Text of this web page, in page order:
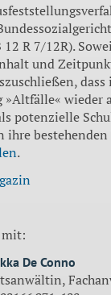
12 R 7/12R).
und
»Altfäl­le«
potenzielle
ihre
.
mit:
De Conno